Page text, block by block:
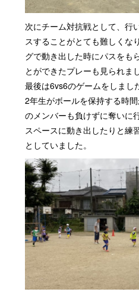
次にチーム対抗戦として、行
スすることがとても難しくな
グで動き出した時にパスをも
とができたプレーも見られま
最後は6vs6のゲームをしまし
2年生がボールを保持する時
のメンバーも負けずに奪いに
スペースに動き出したりと練
としていました。